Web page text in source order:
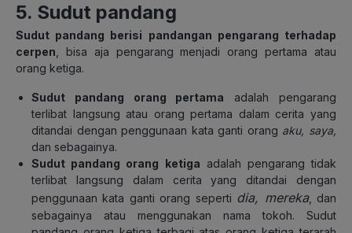
5. Sudut pandang
Sudut pandang berisi pandangan pengarang terhadap
cerpen , bisa aja pengarang menjadi orang pertama atau
orang ketiga.
Sudut pandang orang pertama adalah pengarang
terlibat langsung atau orang pertama dalam cerita yang
ditandai dengan penggunaan kata ganti orang aku, saya,
dan sebagainya.
Sudut pandang orang ketiga adalah pengarang tidak
terlibat langsung dalam cerita yang ditandai dengan
penggunaan kata ganti orang seperti dia, mereka, dan
sebagainya atau menggunakan nama tokoh. Sudut